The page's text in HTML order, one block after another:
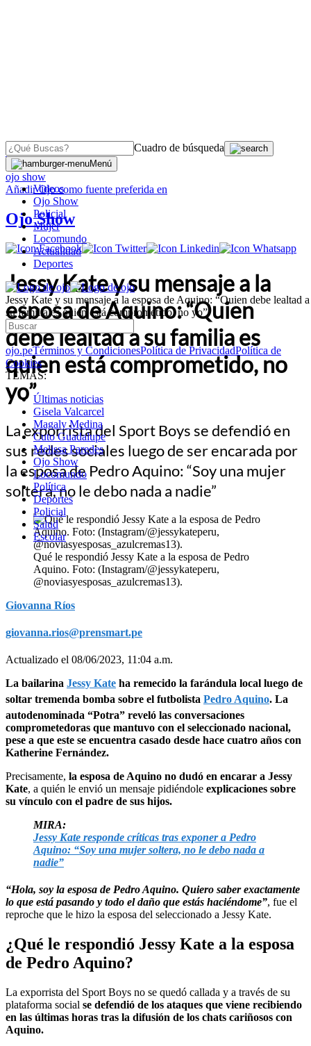
Cuadro de búsqueda
Menú
Videos
Ojo Show
Policial
Mujer
Locomundo
Actualidad
Deportes
Jessy Kate y su mensaje a la esposa de Aquino: “Quien debe lealtad a
su familia es quien está comprometido, no yo”
ojo.peTérminos y CondicionesPolítica de PrivacidadPolítica de
Cookies
TEMAS:
Últimas noticias
Gisela Valcarcel
Magaly Medina
Cuto Guadalupe
Melissa Paredes
Ojo Show
Locomundo
Política
Deportes
Policial
Salud
Escolar
OJO
ojo show
AñadirOjocomo fuente preferida en
Ojo Show
Jessy Kate y su mensaje a la
esposa de Aquino: “Quien
debe lealtad a su familia es
quien está comprometido, no
yo”
La exporrista del Sport Boys se defendió en
sus redes sociales luego de ser encarada por
la esposa de Pedro Aquino: “Soy una mujer
soltera, no le debo nada a nadie”
Qué le respondió Jessy Kate a la esposa de Pedro
Aquino. Foto: (Instagram/@jessykateperu,
@noviasyesposas_azulcremas13).
Giovanna Ríos
giovanna.rios@prensmart.pe
Actualizado el 08/06/2023, 11:04 a.m.
La bailarina Jessy Kate ha remecido la farándula local luego de
soltar tremenda bomba sobre el futbolista Pedro Aquino. La
autodenominada “Potra” reveló las conversaciones
comprometedoras que mantuvo con el seleccionado nacional,
pese a que este se encuentra casado desde hace cuatro años con
Katherine Fernández.
Precisamente, la esposa de Aquino no dudó en encarar a Jessy
Kate, a quién le envió un mensaje pidiéndole explicaciones sobre
su vínculo con el padre de sus hijos.
MIRA:
Jessy Kate responde críticas tras exponer a Pedro
Aquino: “Soy una mujer soltera, no le debo nada a
nadie”
“Hola, soy la esposa de Pedro Aquino. Quiero saber exactamente
lo que está pasando y todo el daño que estás haciéndome”, fue el
reproche que le hizo la esposa del seleccionado a Jessy Kate.
¿Qué le respondió Jessy Kate a la esposa
de Pedro Aquino?
La exporrista del Sport Boys no se quedó callada y a través de su
plataforma social se defendió de los ataques que viene recibiendo
en las últimas horas tras la difusión de los chats cariñosos con
Aquino.